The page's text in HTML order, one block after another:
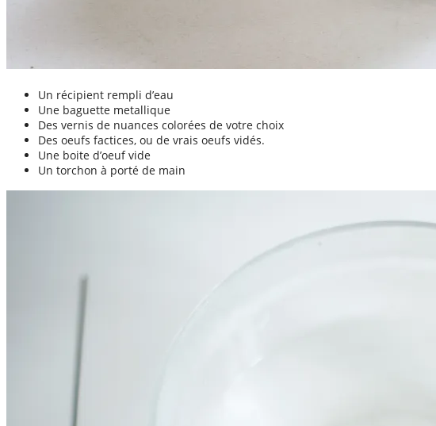
Un récipient rempli d’eau
Une baguette metallique
Des vernis de nuances colorées de votre choix
Des oeufs factices, ou de vrais oeufs vidés.
Une boite d’oeuf vide
Un torchon à porté de main